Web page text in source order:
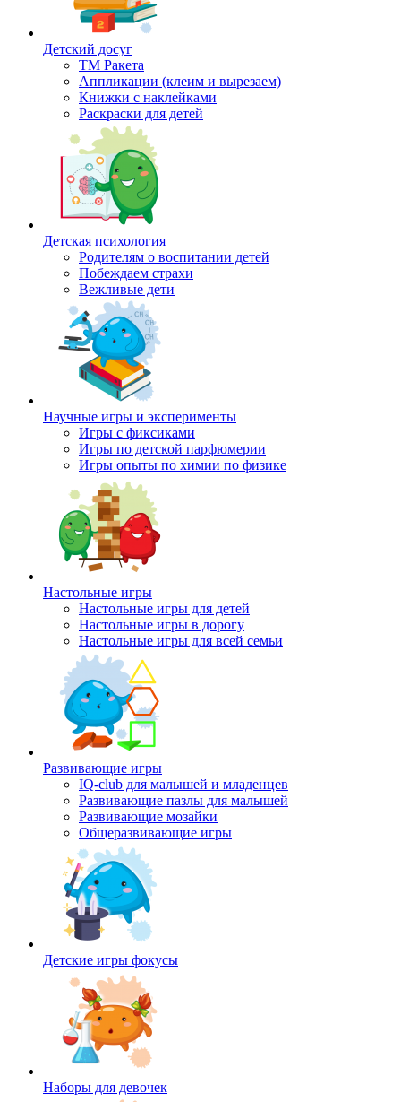
Детский досуг
ТМ Ракета
Аппликации (клеим и вырезаем)
Книжки с наклейками
Раскраски для детей
Детская психология
Родителям о воспитании детей
Побеждаем страхи
Вежливые дети
Научные игры и эксперименты
Игры с фиксиками
Игры по детской парфюмерии
Игры опыты по химии по физике
Настольные игры
Настольные игры для детей
Настольные игры в дорогу
Настольные игры для всей семьи
Развивающие игры
IQ-club для малышей и младенцев
Развивающие пазлы для малышей
Развивающие мозайки
Общеразвивающие игры
Детские игры фокусы
Наборы для девочек